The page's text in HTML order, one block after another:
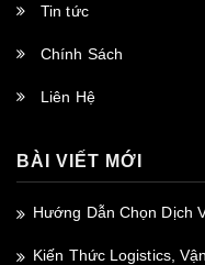
Tin tức
Chính Sách
Liên Hệ
BÀI VIẾT MỚI
Hướng Dẫn Chọn Dịch
Kiến Thức Logistics,